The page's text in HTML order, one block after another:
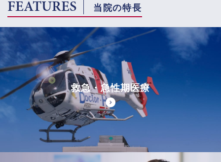
FEATURES 当院の特長
救急・急性期医療